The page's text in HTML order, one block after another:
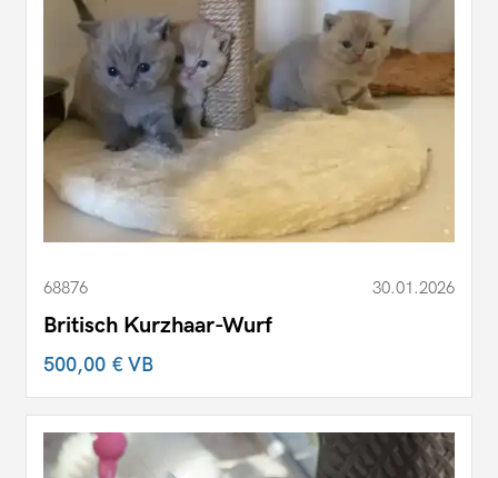
68876 30.01.2026
Britisch Kurzhaar-Wurf
500,00 €VB